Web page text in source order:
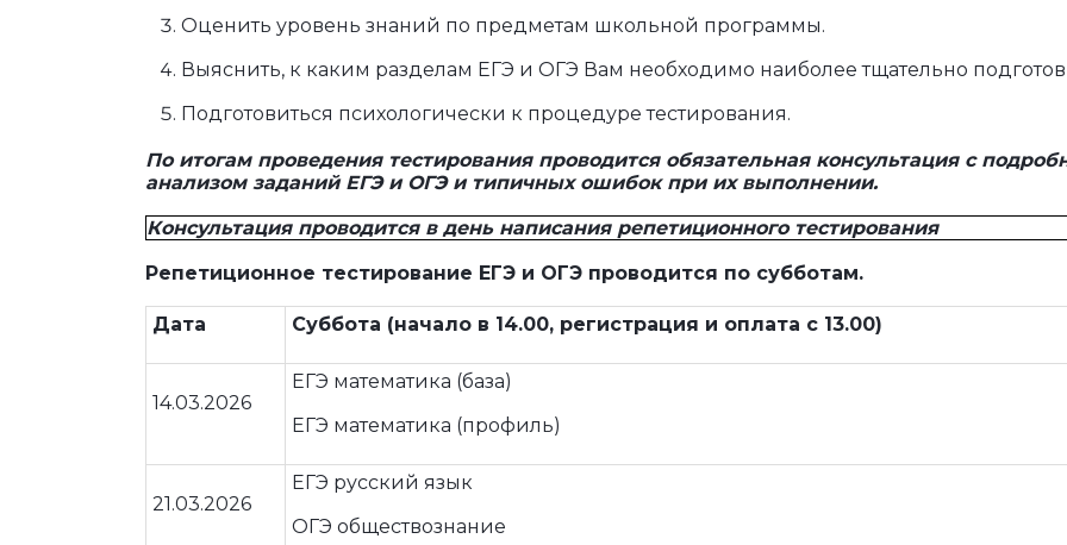
Оценить уровень знаний по предметам школьной программы.
Выяснить, к каким разделам ЕГЭ и ОГЭ Вам необходимо наиболее тщательно
Подготовиться психологически к процедуре тестирования.
По итогам проведения тестирования проводится обязательная консультацияс
анализом заданий ЕГЭ и ОГЭ и типичных ошибок при их выполнении.
Консультация проводится в день написания репетиционного тестирования
Репетиционное тестирование ЕГЭ и ОГЭ проводится по субботам.
Дата Суббота (начало в 14.00, регистрация и оплата с 13.00)
14.03.2026
ЕГЭ математика (база)
ЕГЭ математика (профиль)
21.03.2026
ЕГЭ русский язык
ОГЭ обществознание